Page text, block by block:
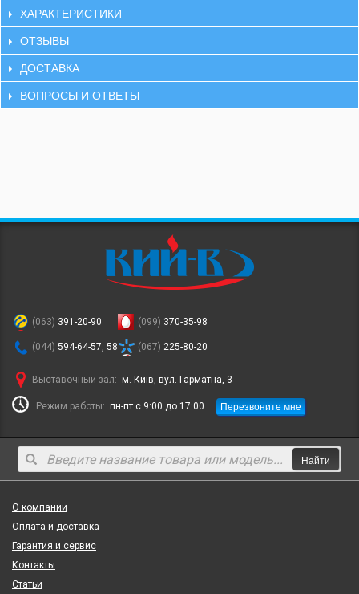
ХАРАКТЕРИСТИКИ
ОТЗЫВЫ
ДОСТАВКА
ВОПРОСЫ И ОТВЕТЫ
(063) 391-20-90
(044) 594-64-57, 58
(099) 370-35-98
(067) 225-80-20
Выставочный зал: м. Київ, вул. Гарматна, 3
Режим работы: пн-пт с 9:00 до 17:00 Перезвоните мне
Найти
О компании
Оплата и доставка
Гарантия и сервис
Контакты
Статьи